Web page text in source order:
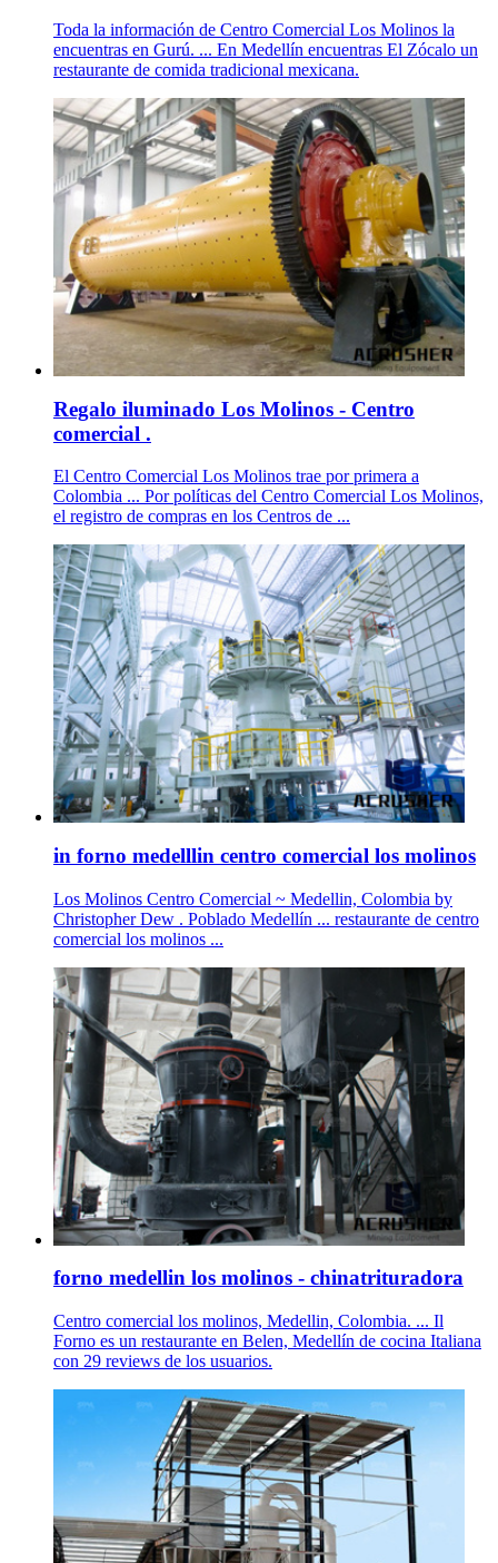
Toda la información de Centro Comercial Los Molinos la
encuentras en Gurú. ... En Medellín encuentras El Zócalo un
restaurante de comida tradicional mexicana.
Regalo iluminado Los Molinos - Centro
comercial .
El Centro Comercial Los Molinos trae por primera a
Colombia ... Por políticas del Centro Comercial Los Molinos,
el registro de compras en los Centros de ...
in forno medelllin centro comercial los molinos
Los Molinos Centro Comercial ~ Medellin, Colombia by
Christopher Dew . Poblado Medellín ... restaurante de centro
comercial los molinos ...
forno medellin los molinos - chinatrituradora
Centro comercial los molinos, Medellin, Colombia. ... Il
Forno es un restaurante en Belen, Medellín de cocina Italiana
con 29 reviews de los usuarios.